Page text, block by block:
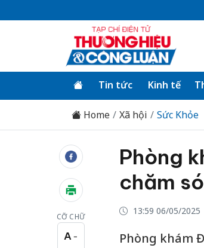
Tin tức Kinh tế
Home Xã hội Sức Khỏe
CỠ CHỮ
A −
Cỡ chữ nhỏ
Phòng
chăm
13:59 06/05/2025
Phòng khám